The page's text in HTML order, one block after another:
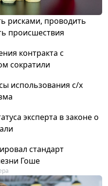
рисками, проводить
происшествия
контракта с
сократили
использования с/х
эксперта в законе о
стандарт
Гоше